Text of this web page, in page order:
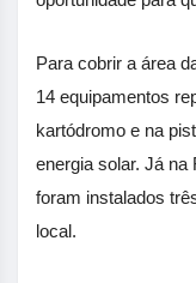
Para cobrir a área
14 equipamentos
kartódromo e na
energia solar. Já na
foram instalados
local.